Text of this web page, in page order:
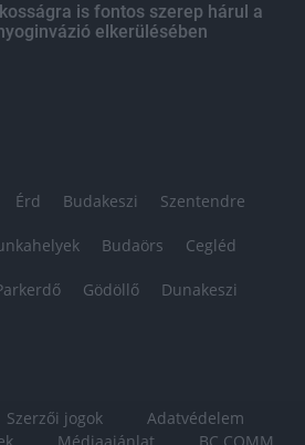
is fontos szerep hárul a
elkerülésében
Érd Budakeszi Szentendre
Budaörs Cegléd
Gödöllő Dunakeszi
Szerzői jogok
Adatvédelem